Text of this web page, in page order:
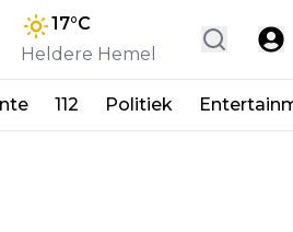
17°C
Heldere Hemel
112 Politiek